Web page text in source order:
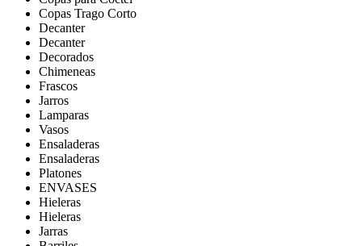
Copas Trago Corto
Decanter
Decanter
Decorados
Chimeneas
Frascos
Jarros
Lamparas
Vasos
Ensaladeras
Ensaladeras
Platones
ENVASES
Hieleras
Hieleras
Jarras